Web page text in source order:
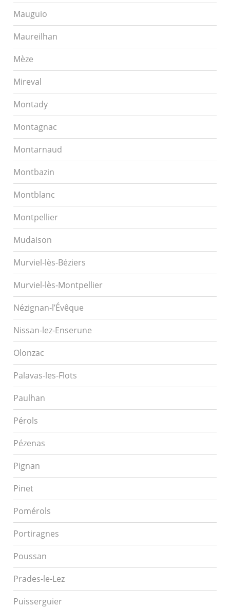
Mauguio
Maureilhan
Mèze
Mireval
Montady
Montagnac
Montarnaud
Montbazin
Montblanc
Montpellier
Mudaison
Murviel-lès-Béziers
Murviel-lès-Montpellier
Nézignan-l’Évêque
Nissan-lez-Enserune
Olonzac
Palavas-les-Flots
Paulhan
Pérols
Pézenas
Pignan
Pinet
Pomérols
Portiragnes
Poussan
Prades-le-Lez
Puisserguier